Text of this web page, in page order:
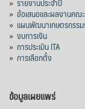
» ข้อเสนอและผลงานคณ
» แผนพัฒนาเกษตรกรร
» งบการเงิน
» การประเมิน ITA
» การเลือกตั้ง
ข้อมูลเผยแพร่